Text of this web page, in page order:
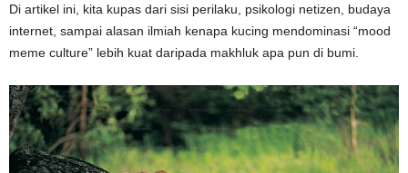
Di artikel ini, kita kupas dari sisi perilaku, psikologi netizen, budaya
internet, sampai alasan ilmiah kenapa kucing mendominasi “mood
meme culture” lebih kuat daripada makhluk apa pun di bumi.